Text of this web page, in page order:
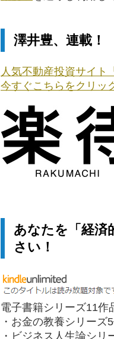
澤井豊、連載！
人気不動産投資サイト
今すぐこちらをクリッ
あなたを「経済
さい！
電子書籍シリーズ11作
・お金の教養シリーズ
・ビジネス人生論シリ